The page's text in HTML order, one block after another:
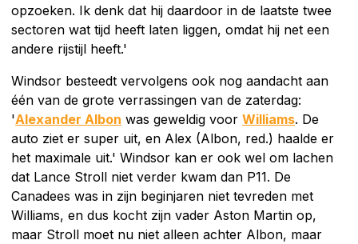
opzoeken. Ik denk dat hij daardoor in de laatste twee
sectoren wat tijd heeft laten liggen, omdat hij net een
andere rijstijl heeft.'
Windsor besteedt vervolgens ook nog aandacht aan
één van de grote verrassingen van de zaterdag:
'Alexander Albon was geweldig voor Williams. De
auto ziet er super uit, en Alex (Albon, red.) haalde er
het maximale uit.' Windsor kan er ook wel om lachen
dat Lance Stroll niet verder kwam dan P11. De
Canadees was in zijn beginjaren niet tevreden met
Williams, en dus kocht zijn vader Aston Martin op,
maar Stroll moet nu niet alleen achter Albon, maar